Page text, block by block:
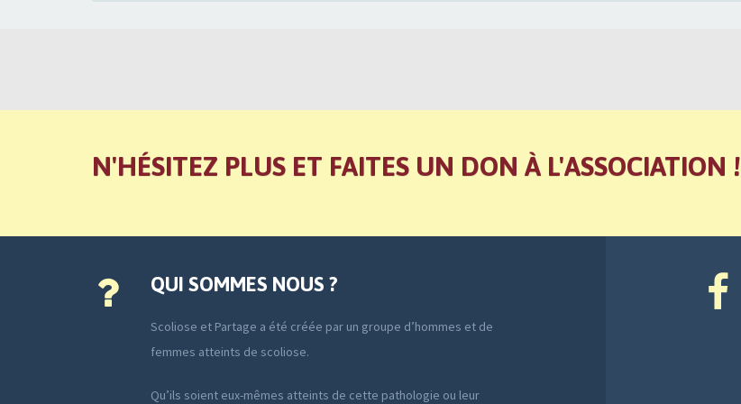
N'HÉSITEZ PLUS ET FAITES UN DON À L'ASSOCIATION !
QUI SOMMES NOUS ?
Scoliose et Partage a été créée par un groupe d’hommes et de
femmes atteints de scoliose.
Qu’ils soient eux-mêmes atteints de cette pathologie ou leur